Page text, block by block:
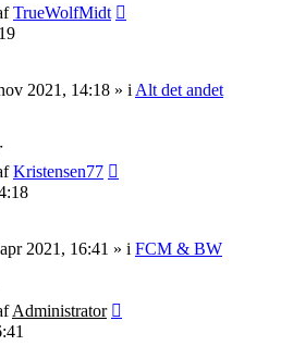
TrueWolfMidt
2021, 14:18 » i Alt det andet
Kristensen77
2021, 16:41 » i FCM & BW
Administrator